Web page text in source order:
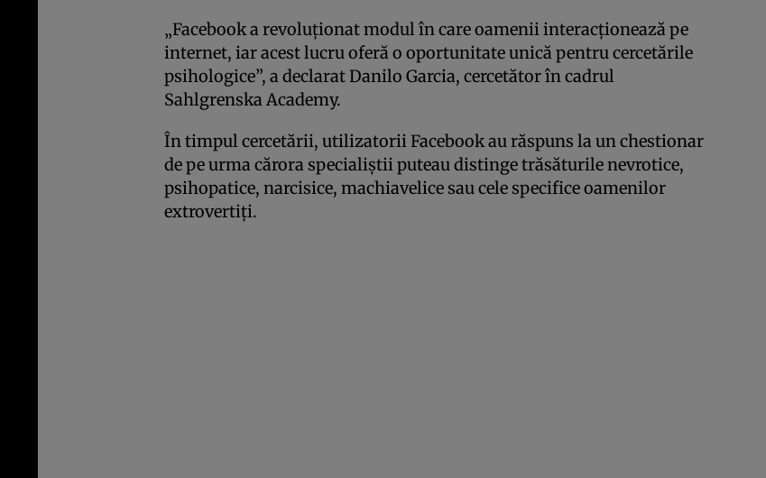
„Facebook a revoluţionat modul în care oamenii interacţionează pe
internet, iar acest lucru oferă o oportunitate unică pentru cercetările
psihologice”, a declarat Danilo Garcia, cercetător în cadrul
Sahlgrenska Academy.
În timpul cercetării, utilizatorii Facebook au răspuns la un chestionar
de pe urma cărora specialiştii puteau distinge trăsăturile nevrotice,
psihopatice, narcisice, machiavelice sau cele specifice oamenilor
extrovertiţi.